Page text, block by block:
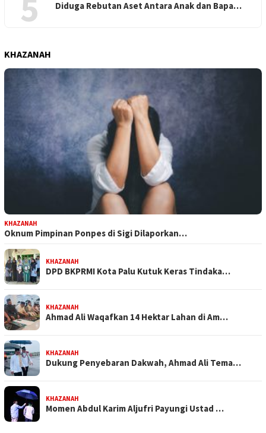
Diduga Rebutan Aset Antara Anak dan Bapa…
KHAZANAH
KHAZANAH
Oknum Pimpinan Ponpes di Sigi Dilaporkan…
KHAZANAH
DPD BKPRMI Kota Palu Kutuk Keras Tindaka…
KHAZANAH
Ahmad Ali Waqafkan 14 Hektar Lahan di Am…
KHAZANAH
Dukung Penyebaran Dakwah, Ahmad Ali Tema…
KHAZANAH
Momen Abdul Karim Aljufri Payungi Ustad …